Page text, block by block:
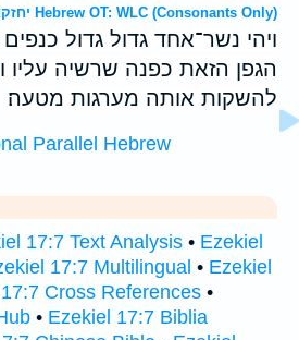
יחזקאל 17:7 Hebrew OT: WLC (Consonants Only)
ויהי נשר־אחד גדול גדול
הגפן הזאת כפנה שרשיה עליו
להשקות אותה מערגות מטעה׃
Parallel Hebrew
17:7 Text Analysis • Ezekiel
17:7 Multilingual • Ezekiel
Cross References •
• Ezekiel 17:7 Biblia